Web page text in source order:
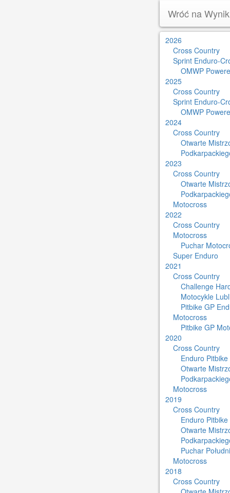
Wróć na
2026
Cross Country
Sprint Enduro-
OMWP
2025
Cross Country
Sprint Enduro-
OMWP
2024
Cross Country
Otwarte
2023
Cross Country
Otwarte
Motocross
2022
Cross Country
Motocross
Puchar
Super Enduro
2021
Cross Country
Challenge
Motocykle
Pitbike GP
Motocross
Pitbike GP
2020
Cross Country
Enduro Pitbike
Otwarte
Motocross
2019
Cross Country
Enduro Pitbike
Otwarte
Puchar
Motocross
2018
Cross Country